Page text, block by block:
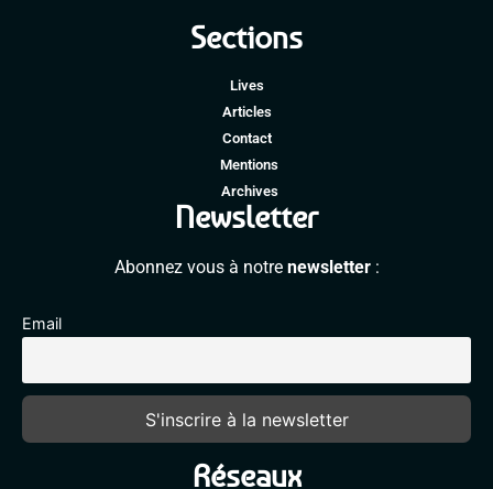
Sections
Lives
Articles
Contact
Mentions
Archives
Newsletter
Abonnez vous à notre newsletter:
Email
Réseaux